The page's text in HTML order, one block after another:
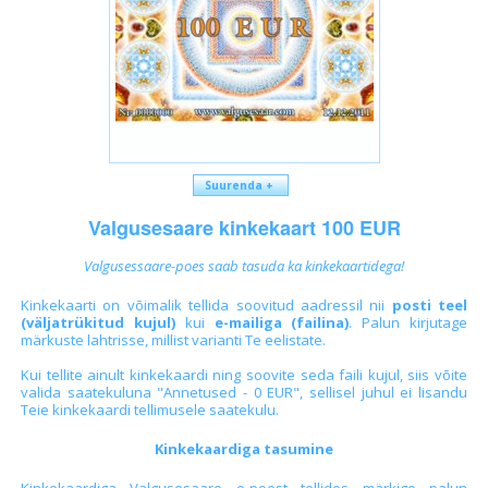
Suurenda +
Valgusesaare kinkekaart 100 EUR
Valgusessaare-poes saab tasuda ka kinkekaartidega!
Kinkekaarti on võimalik tellida soovitud aadressil nii posti teel
(väljatrükitud kujul)kui e-mailiga (failina). Palun kirjutage
märkuste lahtrisse, millist varianti Te eelistate.
Kui tellite ainult kinkekaardi ning soovite seda faili kujul, siis võite
valida saatekuluna "Annetused - 0 EUR", sellisel juhul ei lisandu
Teie kinkekaardi tellimusele saatekulu.
Kinkekaardiga tasumine